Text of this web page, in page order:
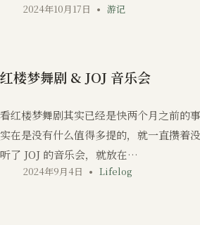
2024年10月17日 游记
红楼梦舞剧 & JOJ 音乐会
看红楼梦舞剧其实已经是快两个月之前的
实在是没有什么值得多提的，就一直攒着
听了 JOJ 的音乐会，就放在…
2024年9月4日 Lifelog